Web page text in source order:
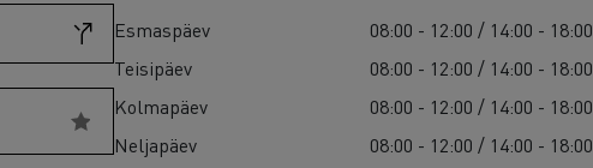
Esmaspäev
08:00 - 12:00 / 14:00 - 18:00
Teisipäev
08:00 - 12:00 / 14:00 - 18:00
Kolmapäev
08:00 - 12:00 / 14:00 - 18:00
Neljapäev
08:00 - 12:00 / 14:00 - 18:00